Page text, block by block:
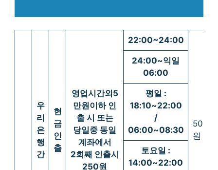
우
리
은
행
간
현
금
인
출
영업시간외5
만원이하 인
출 시 또는
당일중 동일
계좌에서
2회째 인출시
250원
22:00~24:00
500
원
24:00~익일
06:00
평일 :
18:10~22:00
/
06:00~08:30
토요일 :
14:00~22:00